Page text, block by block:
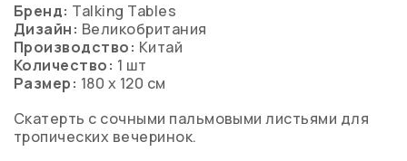
Бренд: Talking Tables
Дизайн: Великобритания
Производство: Китай
Количество: 1 шт
Размер: 180 х 120 см
Скатерть с сочными пальмовыми листьями для
тропических вечеринок.